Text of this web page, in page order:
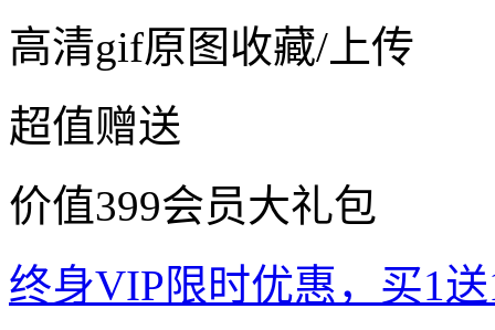
高清gif原图收藏/上传
超值赠送
价值399会员大礼包
终身VIP限时优惠，买1